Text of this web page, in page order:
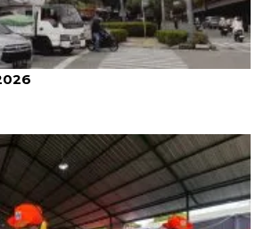
film horor dicopot hingga